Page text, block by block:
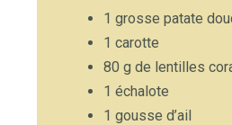
1 grosse patate
1 carotte
80 g de lentilles
1 échalote
1 gousse d’ail